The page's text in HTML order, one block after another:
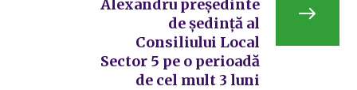
Alexandru președinte
de ședință al
Consiliului Local
Sector 5 pe o perioadă
de cel mult 3 luni